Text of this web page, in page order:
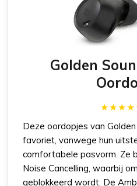
Golden
Deze oordopjes van
favoriet, vanwege hun
comfortabele pasvorm. Ze
Noise Cancelling, waarbij
geblokkeerd wordt. De